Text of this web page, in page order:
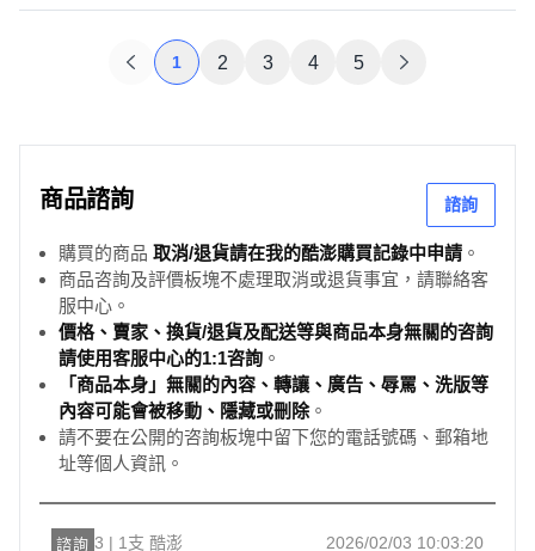
1 2 3 4 5
商品諮詢 諮詢
購買的商品 取消/退貨請在我的酷澎購買記錄中申請 。
商品咨詢及評價板塊不處理取消或退貨事宜，請聯絡客
服中心。
價格、賣家、換貨/退貨及配送等與商品本身無關的咨詢
請使用客服中心的1:1咨詢 。
「商品本身」無關的內容、轉讓、廣告、辱罵、洗版等
內容可能會被移動、隱藏或刪除。
請不要在公開的咨詢板塊中留下您的電話號碼、郵箱地
址等個人資訊。
諮詢 3 | 1支 酷澎 2026/02/03 10:03:20